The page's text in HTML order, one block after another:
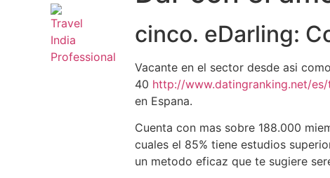
cinco. eDarling:
Vacante en el sector desde asi­
40 http://www.datingranking.net/
en Espana.
Cuenta con mas sobre 188.000
cuales el 85% tiene estudios
un metodo eficaz que te sugiere